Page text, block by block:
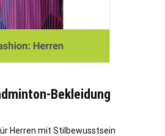
Bekleidung
Herren mit Stilbewusstsein